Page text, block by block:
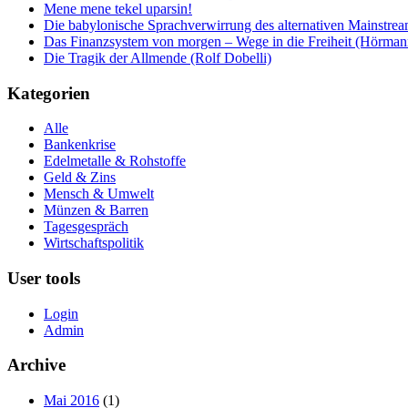
Mene mene tekel uparsin!
Die babylonische Sprachverwirrung des alternativen
Das Finanzsystem von morgen – Wege in die Freiheit
Die Tragik der Allmende (Rolf Dobelli)
Kategorien
Alle
Bankenkrise
Edelmetalle & Rohstoffe
Geld & Zins
Mensch & Umwelt
Münzen & Barren
Tagesgespräch
Wirtschaftspolitik
User tools
Login
Admin
Archive
Mai 2016 (1)